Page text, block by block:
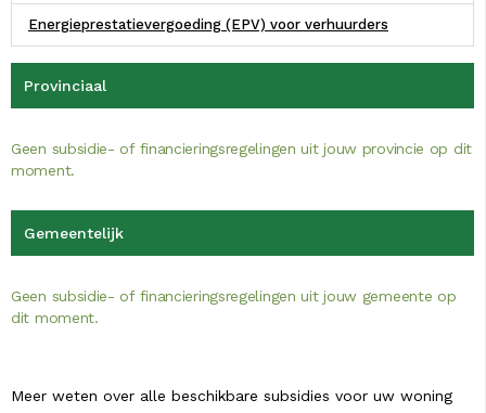
Energieprestatievergoeding (EPV) voor verhuurders
Provinciaal
Geen subsidie- of financieringsregelingen uit jouw provincie op dit
moment.
Gemeentelijk
Geen subsidie- of financieringsregelingen uit jouw gemeente op
dit moment.
Meer weten over alle beschikbare subsidies voor uw woning